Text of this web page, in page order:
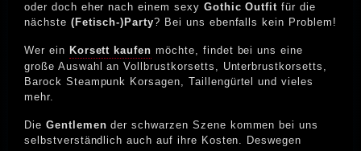
oder doch eher nach einem sexy Gothic Outfit für die
nächste (Fetisch-)Party? Bei uns ebenfalls kein Problem!
Wer ein Korsett kaufen möchte, findet bei uns eine
große Auswahl an Vollbrustkorsetts, Unterbrustkorsetts,
Barock Steampunk Korsagen, Taillengürtel und vieles
mehr.
Die Gentlemen der schwarzen Szene kommen bei uns
selbstverständlich auch auf ihre Kosten. Deswegen